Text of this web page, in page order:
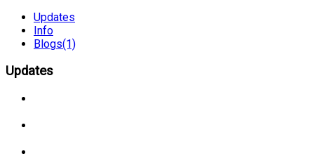
Updates
Info
Blogs(1)
Updates